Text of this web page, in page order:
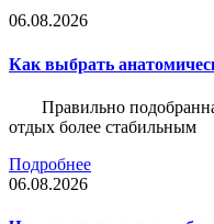
06.08.2026
Как выбрать
Правильно
отдых более стабильным
Подробнее
06.08.2026